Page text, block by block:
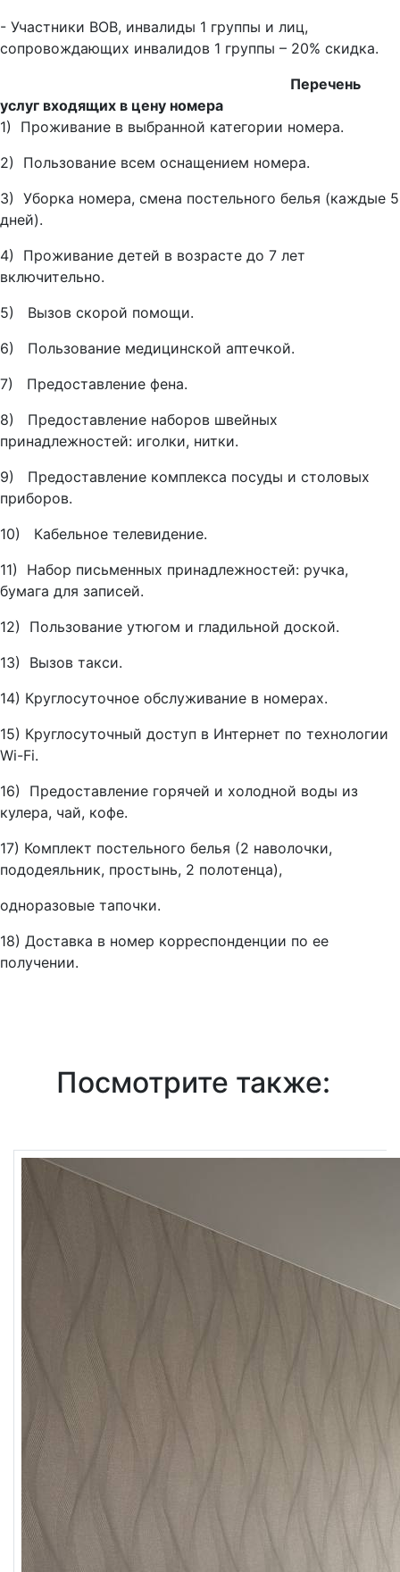
- Участники ВОВ, инвалиды 1 группы и лиц,
сопровождающих инвалидов 1 группы – 20% скидка.
Перечень
услуг входящих в цену номера
1) Проживание в выбранной категории номера.
2) Пользование всем оснащением номера.
3) Уборка номера, смена постельного белья (каждые 5
дней).
4) Проживание детей в возрасте до 7 лет
включительно.
5) Вызов скорой помощи.
6) Пользование медицинской аптечкой.
7) Предоставление фена.
8) Предоставление наборов швейных
принадлежностей: иголки, нитки.
9) Предоставление комплекса посуды и столовых
приборов.
10) Кабельное телевидение.
11) Набор письменных принадлежностей: ручка,
бумага для записей.
12) Пользование утюгом и гладильной доской.
13) Вызов такси.
14) Круглосуточное обслуживание в номерах.
15) Круглосуточный доступ в Интернет по технологии
Wi-Fi.
16) Предоставление горячей и холодной воды из
кулера, чай, кофе.
17) Комплект постельного белья (2 наволочки,
пододеяльник, простынь, 2 полотенца),
одноразовые тапочки.
18) Доставка в номер корреспонденции по ее
получении.
Посмотрите также: